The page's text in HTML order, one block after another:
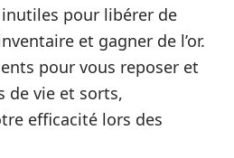
pour libérer de
et gagner de l’or.
pour vous reposer et
de vie et sorts,
efficacité lors des